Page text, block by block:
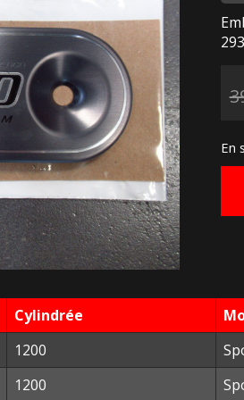
En
Cylindrée
1200
1200